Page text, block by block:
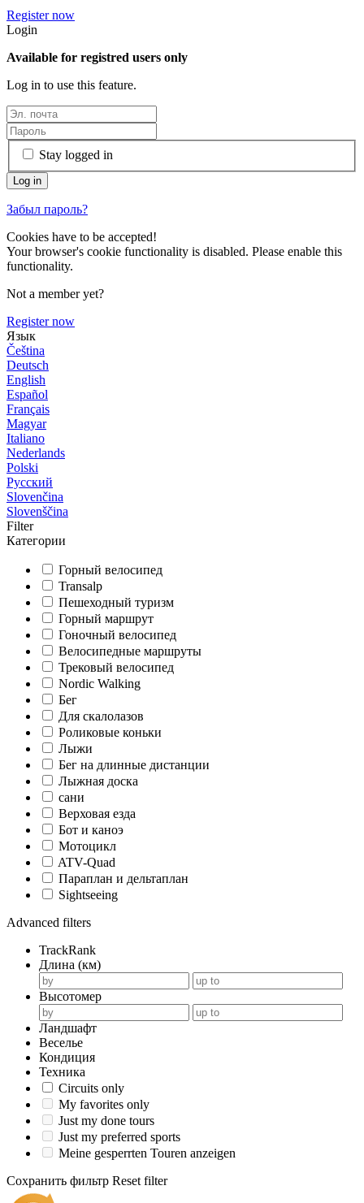
Register now
Login
Available for registred users only
Log in to use this feature.
Stay logged in
Забыл пароль?
Cookies have to be accepted!
Your browser's cookie functionality is disabled. Please enable this
functionality.
Not a member yet?
Register now
Язык
Čeština
Deutsch
English
Español
Français
Magyar
Italiano
Nederlands
Polski
Русский
Slovenčina
Slovenščina
Filter
Категории
Горный велосипед
Transalp
Пешеходный туризм
Горный маршрут
Гоночный велосипед
Велосипедные маршруты
Трековый велосипед
Nordic Walking
Бег
Для скалолазов
Роликовые коньки
Лыжи
Бег на длинные дистанции
Лыжная доска
сани
Верховая езда
Бот и каноэ
Мотоцикл
ATV-Quad
Параплан и дельтаплан
Sightseeing
Advanced filters
TrackRank
Длина (км)
Высотомер
Ландшафт
Веселье
Кондиция
Техника
Circuits only
My favorites only
Just my done tours
Just my preferred sports
Meine gesperrten Touren anzeigen
Сохранить фильтр Reset filter